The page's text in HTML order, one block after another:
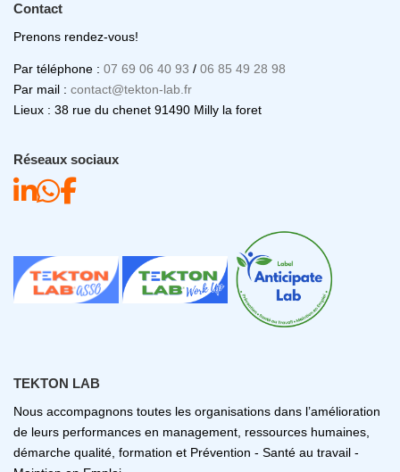
Contact
Prenons rendez-vous!
Par téléphone : 07 69 06 40 93 / 06 85 49 28 98
Par mail : contact@tekton-lab.fr
Lieux : 38 rue du chenet 91490 Milly la foret
Réseaux sociaux
TEKTON LAB
Nous accompagnons toutes les organisations dans l’amélioration
de leurs performances en management, ressources humaines,
démarche qualité, formation et Prévention - Santé au travail -